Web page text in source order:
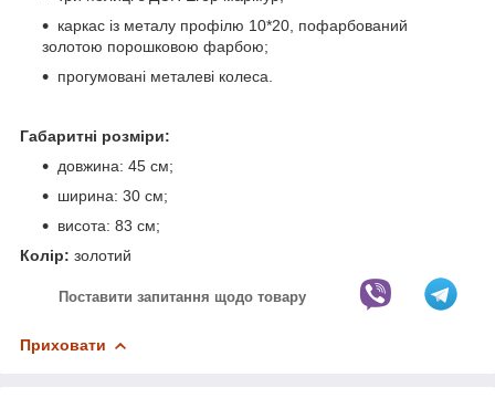
каркас із металу профілю 10*20, пофарбований
золотою порошковою фарбою;
прогумовані металеві колеса.
Габаритні розміри:
довжина: 45 см;
ширина: 30 см;
висота: 83 см;
Колір: золотий
Поставити запитання щодо товару
Приховати